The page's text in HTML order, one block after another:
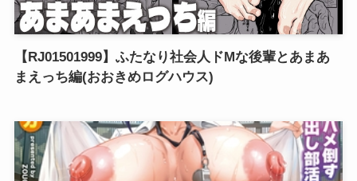
【RJ01501999】ふたなり社会人ドMな後輩とあまあ
まえっち編(おおきめログハウス)